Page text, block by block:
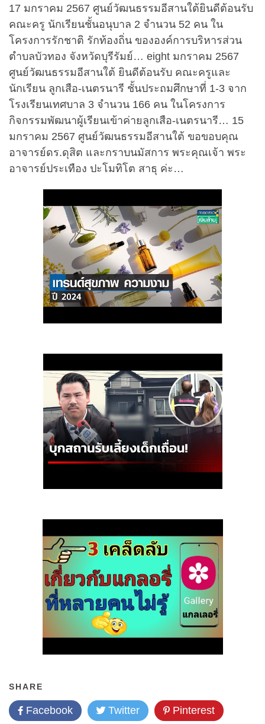
17 มกราคม 2567 ศูนย์วัฒนธรรมอีสานใต้ยินดีต้อนรับ
คณะครู นักเรียนชั้นอนุบาล 2 จำนวน 52 คน ใน
โครงการรักชาติ รักท้องถิ่น ขององค์การบริหารส่วน
ตำบลบัวทอง จังหวัดบุรีรัมย์… eight มกราคม 2567
ศูนย์วัฒนธรรมอีสานใต้ ยินดีต้อนรับ คณะครูและ
นักเรียน ลูกเสือ-เนตรนารี ชั้นประถมศึกษาที่ 1-3 จาก
โรงเรียนเทศบาล 3 จำนวน 166 คน ในโครงการ
กิจกรรมพัฒนาผู้เรียนเข้าค่ายลูกเสือ-เนตรนารี… 15
มกราคม 2567 ศูนย์วัฒนธรรมอีสานใต้ ขอขอบคุณ
อาจารย์ดร.ดุสิต และกราบนมัสการ พระคุณเจ้า พระ
อาจารย์ประเทือง ปะโมทิโต สาธุ ค่ะ…
SHARE
Facebook Twitter Pinterest